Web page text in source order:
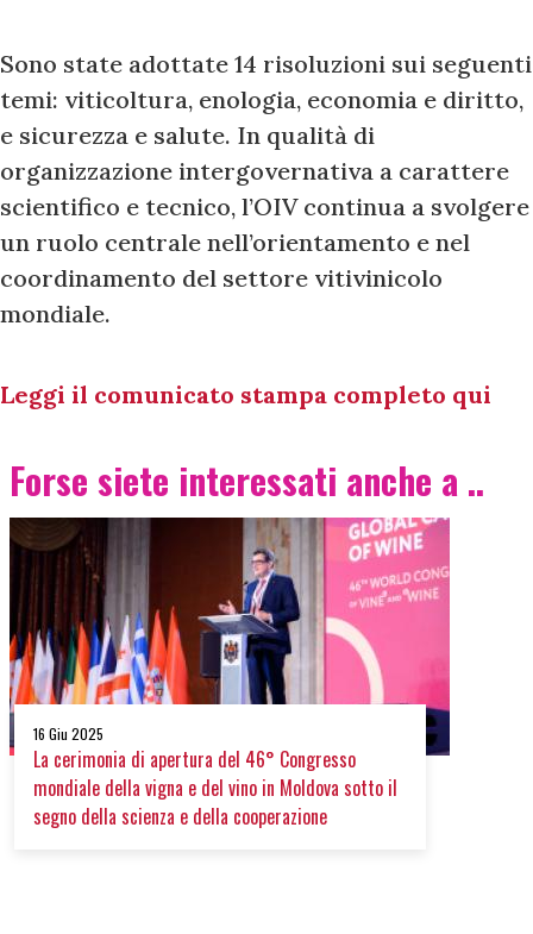
Sono state adottate 14 risoluzioni sui seguenti
temi: viticoltura, enologia, economia e diritto,
e sicurezza e salute. In qualità di
organizzazione intergovernativa a carattere
scientifico e tecnico, l’OIV continua a svolgere
un ruolo centrale nell’orientamento e nel
coordinamento del settore vitivinicolo
mondiale.
Leggi il comunicato stampa completo qui
Forse siete interessati anche a ..
16 Giu 2025
La cerimonia di apertura del 46° Congresso
mondiale della vigna e del vino in Moldova sotto il
segno della scienza e della cooperazione